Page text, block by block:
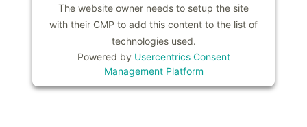
The website owner needs to setup the site
with their CMP to add this content to the list of
technologies used.
Powered by Usercentrics Consent
Management Platform